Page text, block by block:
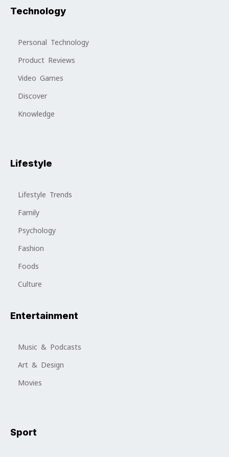
Technology
Personal Technology
Product Reviews
Video Games
Discover
Knowledge
Lifestyle
Lifestyle Trends
Family
Psychology
Fashion
Foods
Culture
Entertainment
Music & Podcasts
Art & Design
Movies
Sport